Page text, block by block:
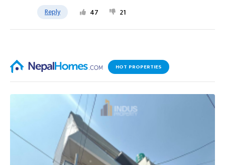
Reply 47 21
HOT PROPERTIES